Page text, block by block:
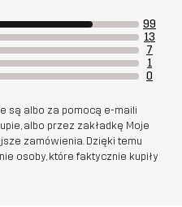
99
13
7
1
0
są albo za pomocą e-maili
albo przez zakładkę Moje
zamówienia. Dzięki temu
osoby, które faktycznie kupiły